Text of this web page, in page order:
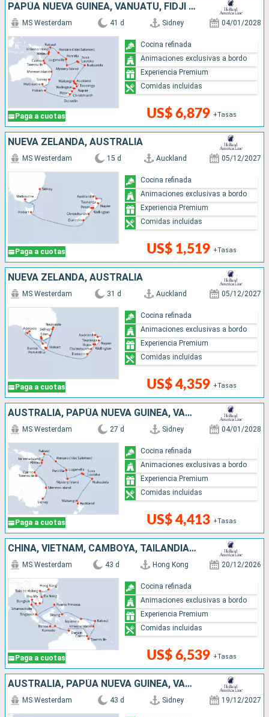
PAPÚA NUEVA GUINEA, VANUATU, FIDJI (ISLAS), TONGA, NUEVA ZELANDA, AUSTRALIA
Paga a cuotas
MS Westerdam 41 d Sidney 04/01/2028
US$ 6,879 +Tasas
Cocina refinada
Animaciones exclusivas a bordo
Experiencia Premium
Comidas incluidas
NUEVA ZELANDA, AUSTRALIA
Paga a cuotas
MS Westerdam 15 d Auckland 05/12/2027
US$ 1,519 +Tasas
Cocina refinada
Animaciones exclusivas a bordo
Experiencia Premium
Comidas incluidas
NUEVA ZELANDA, AUSTRALIA
Paga a cuotas
MS Westerdam 31 d Auckland 05/12/2027
US$ 4,359 +Tasas
Cocina refinada
Animaciones exclusivas a bordo
Experiencia Premium
Comidas incluidas
AUSTRALIA, PAPÚA NUEVA GUINEA, VANUATU, FIDJI (ISLAS), TONGA, NUEVA ZELANDA
Paga a cuotas
MS Westerdam 27 d Sidney 04/01/2028
US$ 4,413 +Tasas
Cocina refinada
Animaciones exclusivas a bordo
Experiencia Premium
Comidas incluidas
CHINA, VIETNAM, CAMBOYA, TAILANDIA, FILIPINAS, PAPÚA NUEVA GUINEA, AUSTRALIA, INDONESIA, SINGAPUR
Paga a cuotas
MS Westerdam 43 d Hong Kong 20/12/2026
US$ 6,539 +Tasas
Cocina refinada
Animaciones exclusivas a bordo
Experiencia Premium
Comidas incluidas
AUSTRALIA, PAPÚA NUEVA GUINEA, VANUATU, FIDJI (ISLAS), TONGA, NUEVA ZELANDA
MS Westerdam 43 d Sidney 19/12/2027